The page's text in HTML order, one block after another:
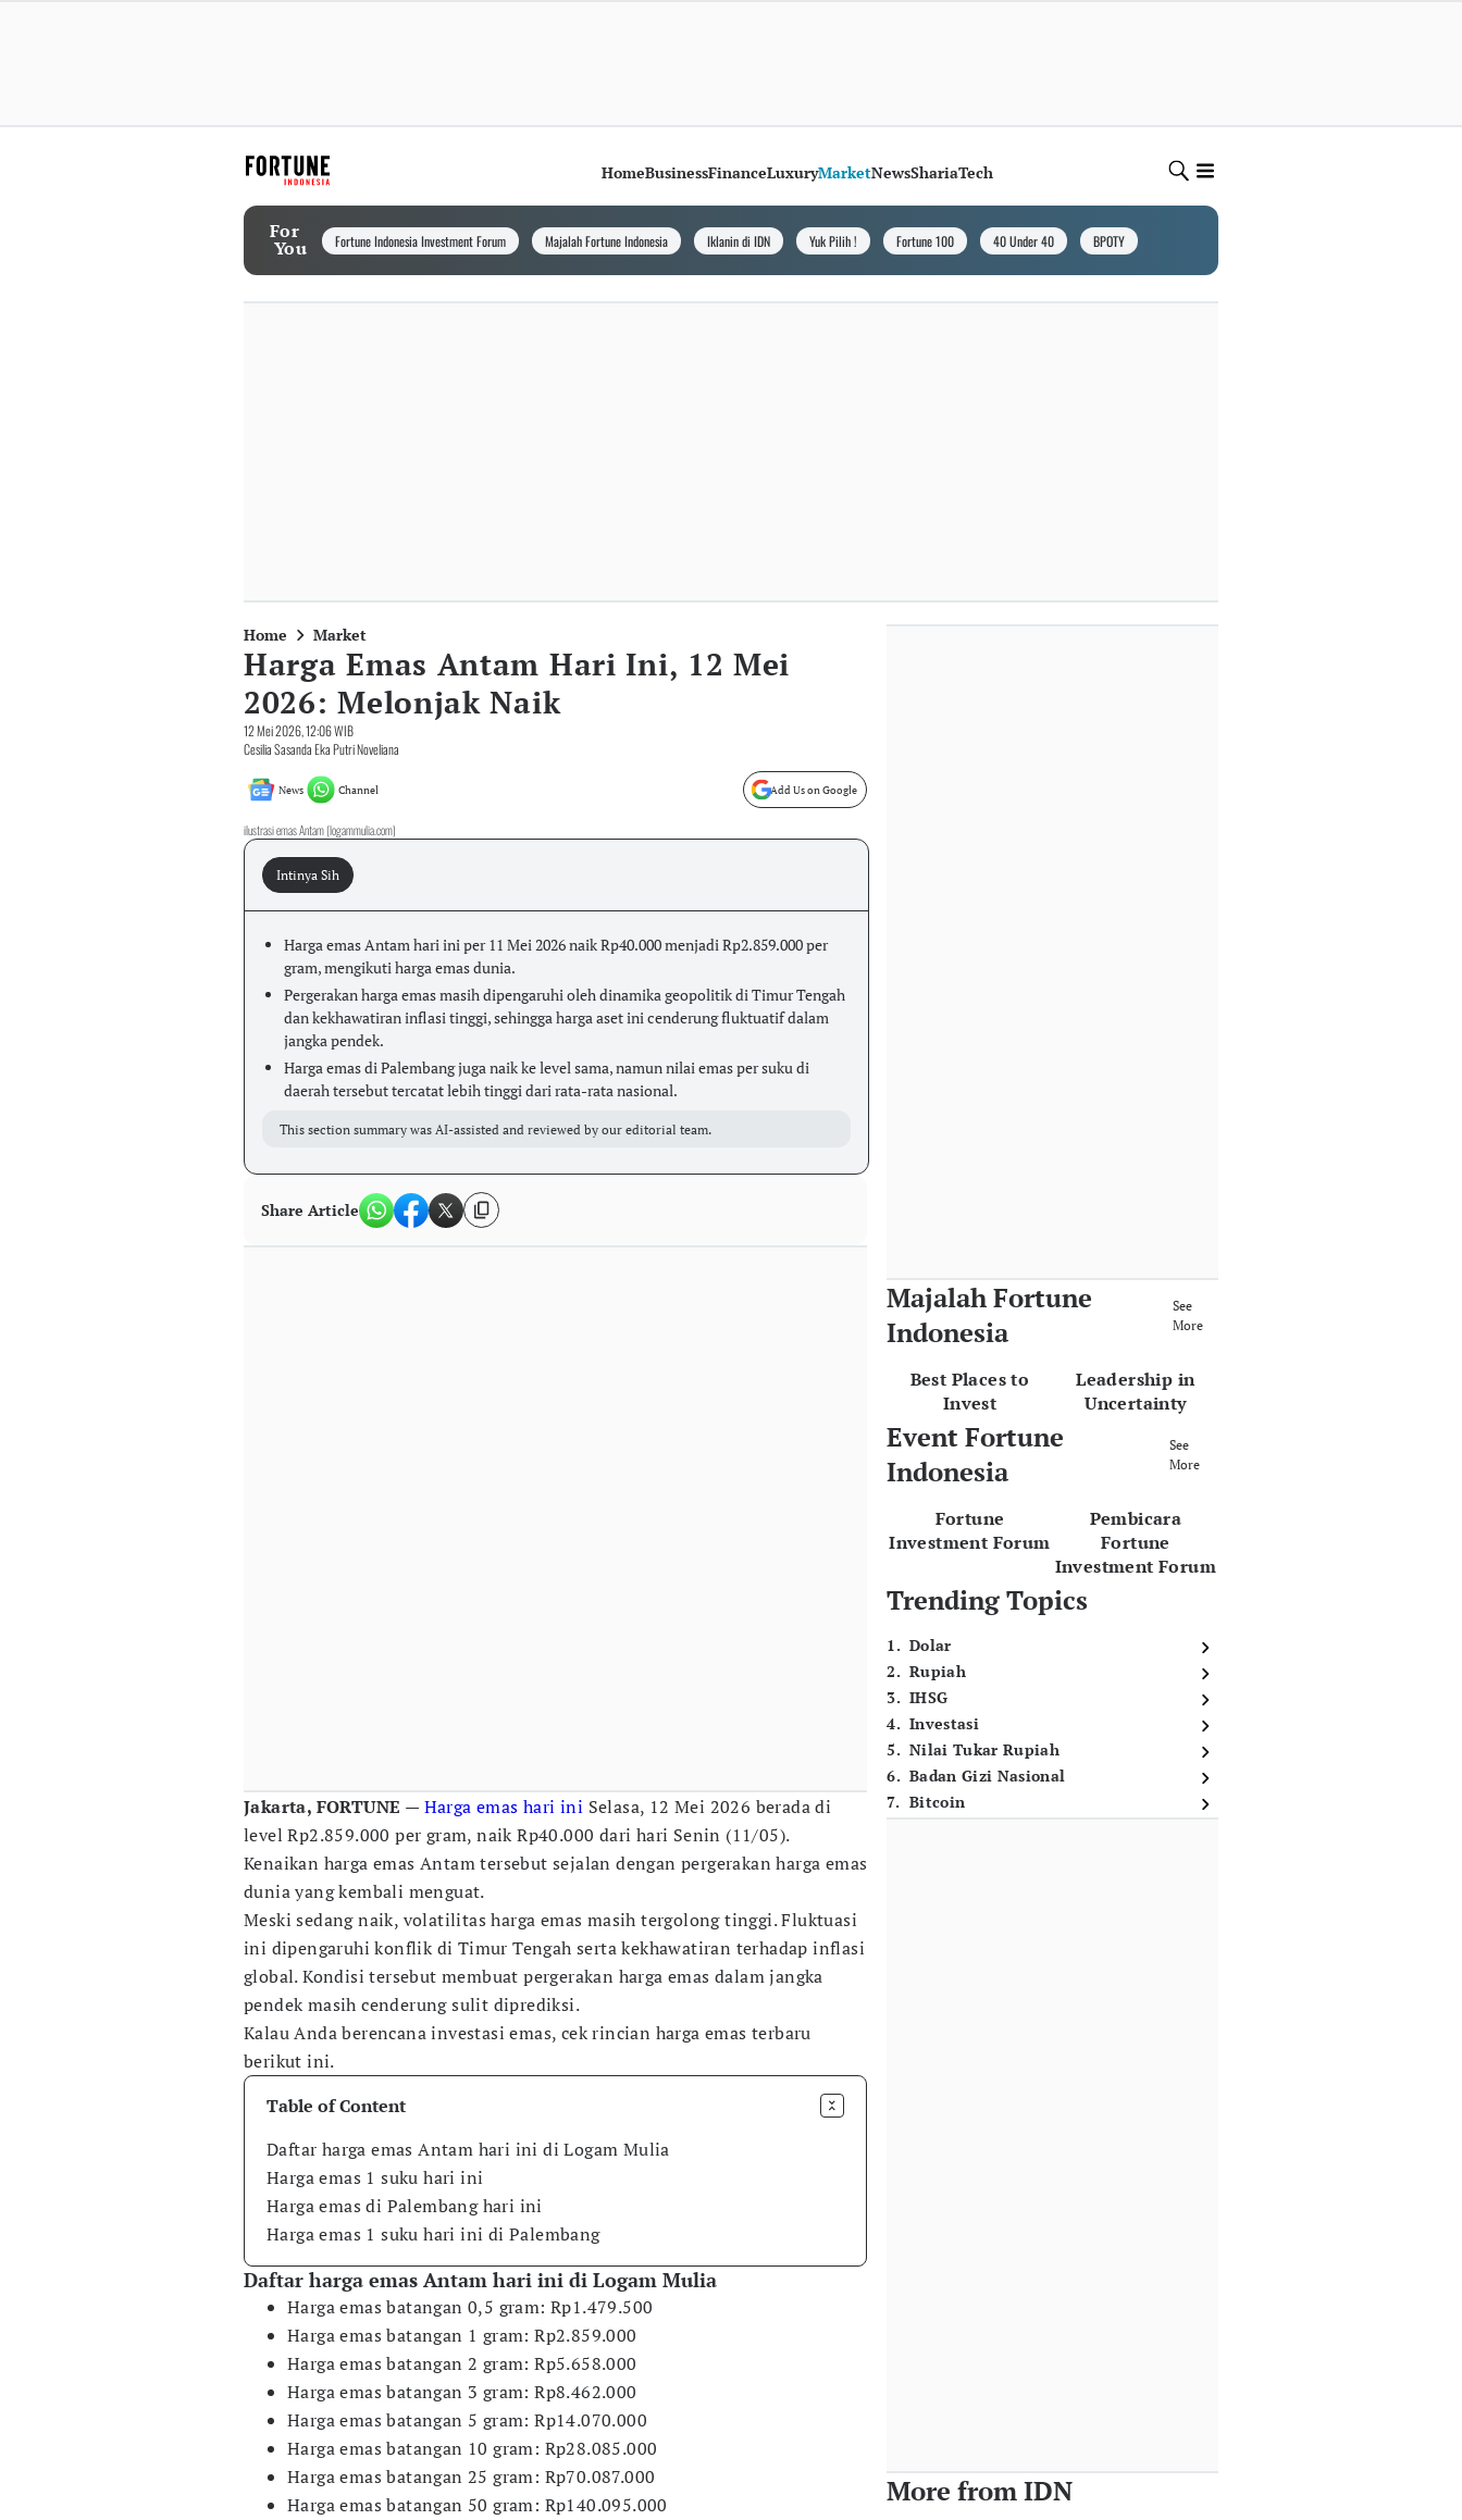
HomeBusinessFinanceLuxuryMarketNewsShariaTech
For
You Fortune Indonesia Investment Forum Majalah Fortune Indonesia Iklanin di IDN Yuk Pilih ! Fortune 100 40 Under 40 BPOTY
Home Market
Harga Emas Antam Hari Ini, 12 Mei
2026: Melonjak Naik
12 Mei 2026, 12:06 WIB
Cesilia Sasanda Eka Putri Noveliana
News Channel Add Us on Google
ilustrasi emas Antam (logammulia.com)
Intinya Sih
Harga emas Antam hari ini per 11 Mei 2026 naik Rp40.000 menjadi Rp2.859.000 per
gram, mengikuti harga emas dunia.
Pergerakan harga emas masih dipengaruhi oleh dinamika geopolitik di Timur Tengah
dan kekhawatiran inflasi tinggi, sehingga harga aset ini cenderung fluktuatif dalam
jangka pendek.
Harga emas di Palembang juga naik ke level sama, namun nilai emas per suku di
daerah tersebut tercatat lebih tinggi dari rata-rata nasional.
This section summary was AI-assisted and reviewed by our editorial team.
Share Article
Jakarta, FORTUNE — Harga emas hari ini Selasa, 12 Mei 2026 berada di
level Rp2.859.000 per gram, naik Rp40.000 dari hari Senin (11/05).
Kenaikan harga emas Antam tersebut sejalan dengan pergerakan harga emas
dunia yang kembali menguat.
Meski sedang naik, volatilitas harga emas masih tergolong tinggi. Fluktuasi
ini dipengaruhi konflik di Timur Tengah serta kekhawatiran terhadap inflasi
global. Kondisi tersebut membuat pergerakan harga emas dalam jangka
pendek masih cenderung sulit diprediksi.
Kalau Anda berencana investasi emas, cek rincian harga emas terbaru
berikut ini.
Table of Content
Daftar harga emas Antam hari ini di Logam Mulia
Harga emas 1 suku hari ini
Harga emas di Palembang hari ini
Harga emas 1 suku hari ini di Palembang
Daftar harga emas Antam hari ini di Logam Mulia
Harga emas batangan 0,5 gram: Rp1.479.500
​Harga emas batangan 1 gram: Rp2.859.000
​Harga emas batangan 2 gram: Rp5.658.000
​Harga emas batangan 3 gram: Rp8.462.000
​Harga emas batangan 5 gram: Rp14.070.000
​Harga emas batangan 10 gram: Rp28.085.000
​Harga emas batangan 25 gram: Rp70.087.000
​Harga emas batangan 50 gram: Rp140.095.000
Majalah Fortune
Indonesia
See
More
Best Places to
Invest
Leadership in
Uncertainty
Event Fortune
Indonesia
See
More
Fortune
Investment Forum
Pembicara
Fortune
Investment Forum
Trending Topics
1. Dolar
2. Rupiah
3. IHSG
4. Investasi
5. Nilai Tukar Rupiah
6. Badan Gizi Nasional
7. Bitcoin
More from IDN